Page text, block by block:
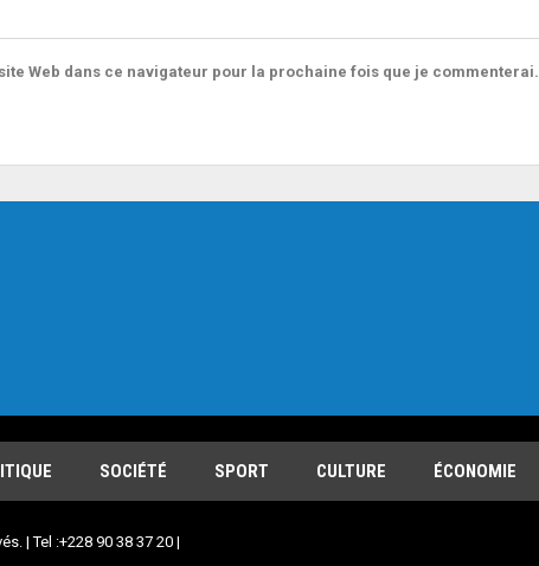
Web dans ce navigateur pour la prochaine fois que je commenterai.
SOCIÉTÉ SPORT CULTURE ÉCONOMIE
| Tel :+228 90 38 37 20 |